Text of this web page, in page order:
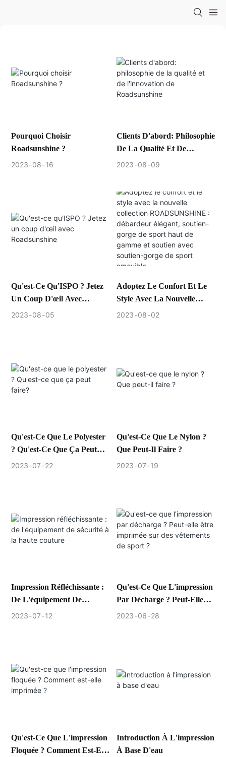
Pourquoi Choisir
Roadsunshine ?
2023 08 16
Clients D'abord: Philosophie
De La Qualité Et De
L'innovation De
2023 08 09
Qu'est-Ce Qu'ISPO ? Jetez
Un Coup D'œil Avec
Roadsunshine
2023 08 05
Adoptez Le Confort Et Le
Style Avec La Nouvelle
Collection
Soutien-Gorge De Sport
Amovible.
2023 08 02
Qu'est-Ce Que Le Polyester
? Qu'est-Ce Que Ça Peut
Faire?
2023 07 22
Qu'est-Ce Que Le Nylon ?
Que Peut-Il Faire ?
2023 07 19
Impression Réfléchissante :
De L'équipement De
Sécurité À La Haute
2023 07 12
Qu'est-Ce Que L'impression
Par Décharge ? Peut-Elle
Être Imprimée Sur Des
2023 06 28
Qu'est-Ce Que L'impression
Floquée ? Comment Est-Elle
Introduction À L'impression
À Base D'eau